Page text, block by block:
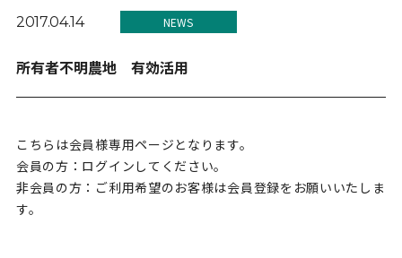
2017.04.14 NEWS
所有者不明農地 有効活用
こちらは会員様専用ページとなります。
会員の方：ログインしてください。
非会員の方：ご利用希望のお客様は会員登録をお願いいたしま
す。